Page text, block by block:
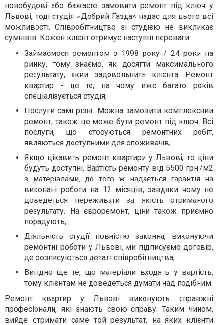
новобудові або бажаєте замовити ремонт під ключ у
Львові, тоді студія «Добрий Ґазда» надає для цього всі
можливості. Співробітництво зі студією не викликає
сумнівів. Кожен клієнт отримує наступні переваги:
Займаємося ремонтом з 1998 року / 24 роки на
ринку, тому знаємо, як досягти максимального
результату, який задовольнить клієнта. Ремонт
квартир - це те, на чому вже багато років
спеціалізується студія;
Послуги самі різні. Можна замовити комплексний
ремонт, також це може бути ремонт під ключ. Всі
послуги, що стосуються ремонтних робіт,
являються доступними для споживачів;
Якщо цікавить ремонт квартири у Львові, то ціни
будуть доступні. Вартість ремонту від 5500 грн./м2
з матеріалами, до того ж надається гарантія на
виконані роботи на 12 місяців, завдяки чому не
доведеться переживати за якість отриманого
результату. На євроремонт, ціни також приємно
порадують;
Діяльність студії повністю законна, виконуючи
ремонтні роботи у Львові, ми підписуємо договір,
де розписуються деталі співробітництва;
Вигідно ще те, що матеріали входять у вартість,
тому клієнтам не доведеться думати над подібним.
Ремонт квартир у Львові виконують справжні
професіонали, які знають свою справу. Таким чином,
вийде отримати саме той результат, на яких клієнти